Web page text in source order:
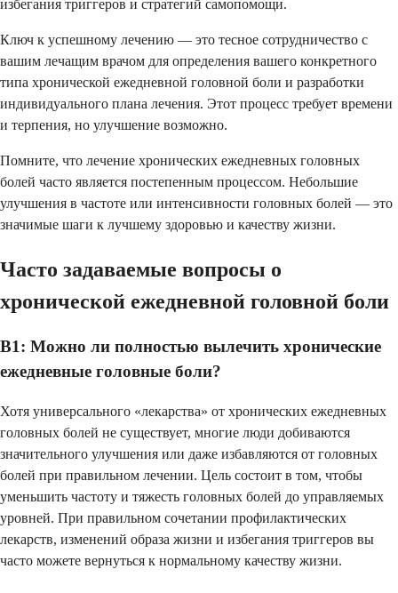
избегания триггеров и стратегий самопомощи.
Ключ к успешному лечению — это тесное сотрудничество с
вашим лечащим врачом для определения вашего конкретного
типа хронической ежедневной головной боли и разработки
индивидуального плана лечения. Этот процесс требует времени
и терпения, но улучшение возможно.
Помните, что лечение хронических ежедневных головных
болей часто является постепенным процессом. Небольшие
улучшения в частоте или интенсивности головных болей — это
значимые шаги к лучшему здоровью и качеству жизни.
Часто задаваемые вопросы о
хронической ежедневной головной боли
В1: Можно ли полностью вылечить хронические
ежедневные головные боли?
Хотя универсального «лекарства» от хронических ежедневных
головных болей не существует, многие люди добиваются
значительного улучшения или даже избавляются от головных
болей при правильном лечении. Цель состоит в том, чтобы
уменьшить частоту и тяжесть головных болей до управляемых
уровней. При правильном сочетании профилактических
лекарств, изменений образа жизни и избегания триггеров вы
часто можете вернуться к нормальному качеству жизни.